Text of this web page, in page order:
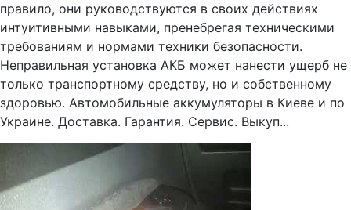
правило, они руководствуются в своих действиях
интуитивными навыками, пренебрегая техническими
требованиям и нормами техники безопасности.
Неправильная установка АКБ может нанести ущерб не
только транспортному средству, но и собственному
здоровью. Автомобильные аккумуляторы в Киеве и по
Украине. Доставка. Гарантия. Сервис. Выкуп...